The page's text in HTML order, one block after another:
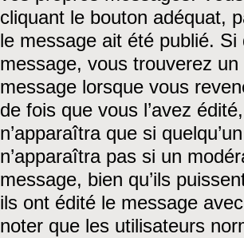
cliquant le bouton adéquat,
le message ait été publié. Si
message, vous trouverez
message lorsque vous
de fois que vous l’avez
n’apparaîtra que si
n’apparaîtra pas si un
message, bien qu’ils
ils ont édité le message
noter que les utilisateurs